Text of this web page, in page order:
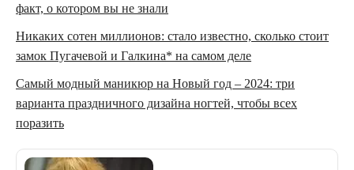
факт, о котором вы не знали
Никаких сотен миллионов: стало известно, сколько стоит
замок Пугачевой и Галкина* на самом деле
Самый модный маникюр на Новый год – 2024: три
варианта праздничного дизайна ногтей, чтобы всех
поразить